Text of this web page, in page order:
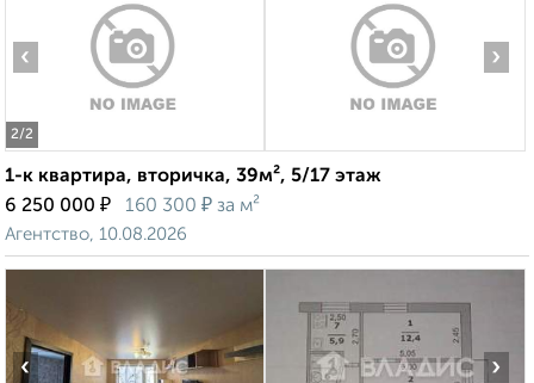
2/2
‹ ›
1-к квартира, вторичка, 39м², 5/17 этаж
6 250 000 ₽ 160 300 ₽ за м²
Агентство, 10.08.2026
‹ ›